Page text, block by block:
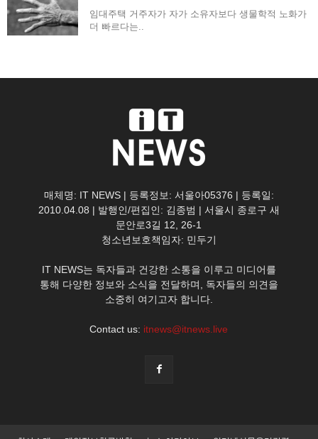
임대주택 거주자가 자가 소유자보다 생물학적 노화가
더 빠르다는..
매체명: IT NEWS | 등록정보: 서울아05376 | 등록일:
2010.04.08 | 발행인/편집인: 김종범 | 서울시 종로구 새
문안로3길 12, 26-1
청소년보호책임자: 민두기
IT NEWS는 독자들과 건강한 소통을 이루고 미디어를
통해 다양한 정보와 소식을 전달하며, 독자들의 의견을
소중히 여기고자 합니다.
Contact us: itnews@itnews.live